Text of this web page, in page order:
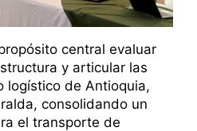
central evaluar
y articular las
logístico de Antioquia,
consolidando un
el transporte de